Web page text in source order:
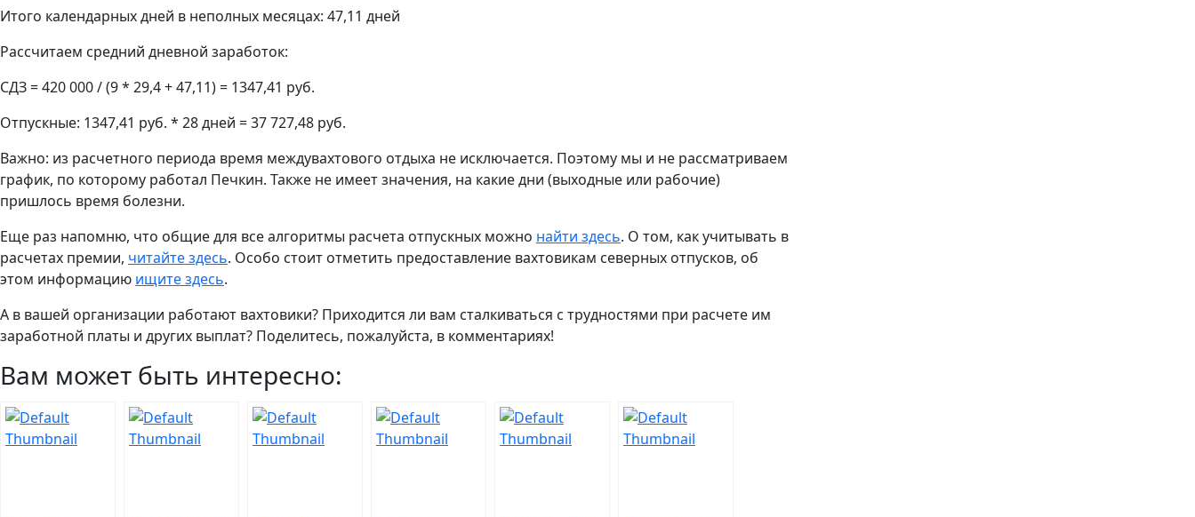
Итого календарных дней в неполных месяцах: 47,11 дней
Рассчитаем средний дневной заработок:
СДЗ = 420 000 / (9 * 29,4 + 47,11) = 1347,41 руб.
Отпускные: 1347,41 руб. * 28 дней = 37 727,48 руб.
Важно: из расчетного периода время междувахтового отдыха не исключается. Поэтому мы и не рассматриваем
график, по которому работал Печкин. Также не имеет значения, на какие дни (выходные или рабочие)
пришлось время болезни.
Еще раз напомню, что общие для все алгоритмы расчета отпускных можно найти здесь. О том, как учитывать в
расчетах премии, читайте здесь. Особо стоит отметить предоставление вахтовикам северных отпусков, об
этом информацию ищите здесь.
А в вашей организации работают вахтовики? Приходится ли вам сталкиваться с трудностями при расчете им
заработной платы и других выплат? Поделитесь, пожалуйста, в комментариях!
Вам может быть интересно: